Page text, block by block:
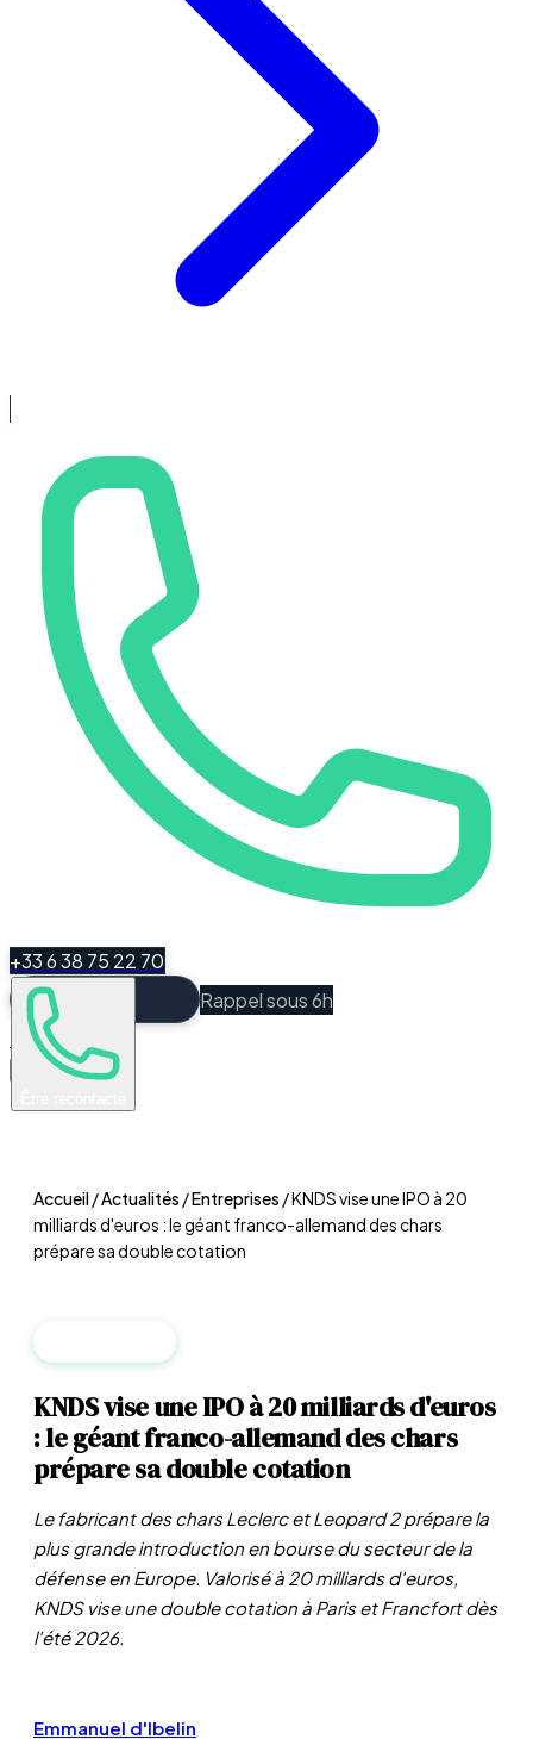
+33 6 38 75 22 70
Rappel sous 6h
Espace Client
Accueil/Actualités /Entreprises /KNDS vise une IPO à 20
milliards d'euros : le géant franco-allemand des chars
prépare sa double cotation
KNDS vise une IPO à 20 milliards d'euros
: le géant franco-allemand des chars
prépare sa double cotation
Le fabricant des chars Leclerc et Leopard 2 prépare la
plus grande introduction en bourse du secteur de la
défense en Europe. Valorisé à 20 milliards d'euros,
KNDS vise une double cotation à Paris et Francfort dès
l'été 2026.
Emmanuel d'Ibelin